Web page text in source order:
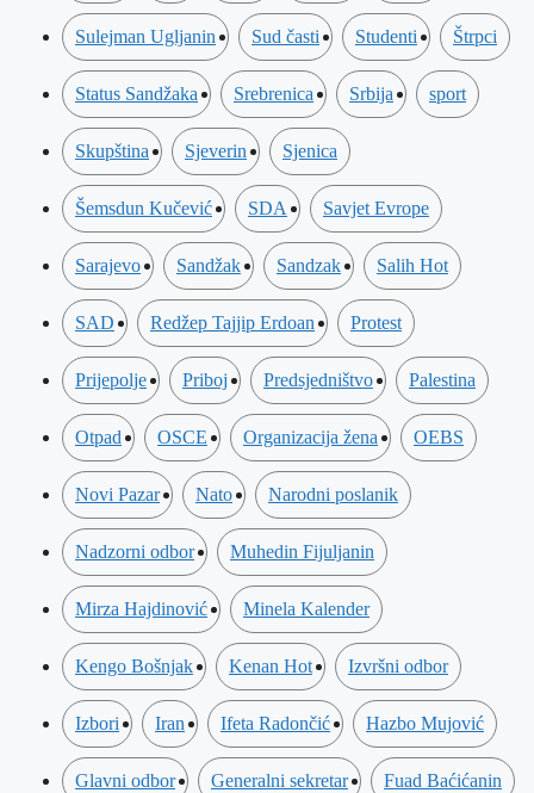
Sulejman Ugljanin Sud časti Studenti Štrpci
Status Sandžaka Srebrenica Srbija sport
Skupština Sjeverin Sjenica
Šemsdun Kučević SDA Savjet Evrope
Sarajevo Sandžak Sandzak Salih Hot
SAD Redžep Tajjip Erdoan Protest
Prijepolje Priboj Predsjedništvo Palestina
Otpad OSCE Organizacija žena OEBS
Novi Pazar Nato Narodni poslanik
Nadzorni odbor Muhedin Fijuljanin
Mirza Hajdinović Minela Kalender
Kengo Bošnjak Kenan Hot Izvršni odbor
Izbori Iran Ifeta Radončić Hazbo Mujović
Glavni odbor Generalni sekretar Fuad Baćićanin